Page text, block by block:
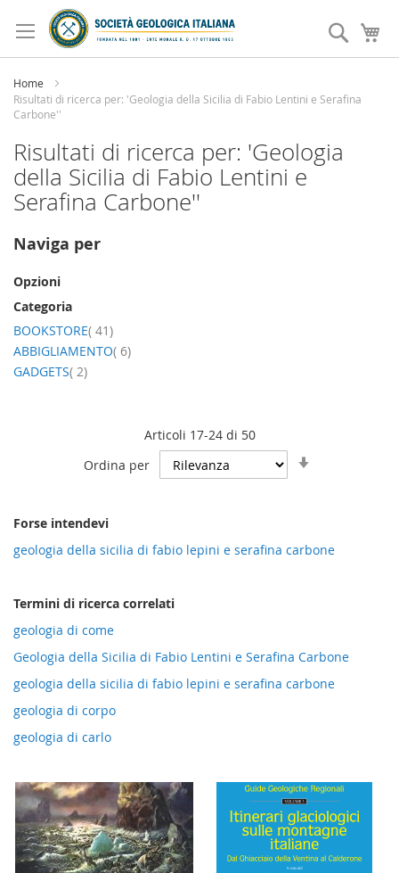
al
contenuto
Search
Home
Risultati di ricerca per: 'Geologia della Sicilia di Fabio Lentini e Serafina
Carbone''
Risultati di ricerca per: 'Geologia
della Sicilia di Fabio Lentini e
Serafina Carbone''
Articoli 17-24di 50
Ordina per
Forse intendevi
geologia della sicilia di fabio lepini e serafina carbone
Termini di ricerca correlati
geologia di come
Geologia della Sicilia di Fabio Lentini e Serafina Carbone
geologia della sicilia di fabio lepini e serafina carbone
geologia di corpo
geologia di carlo
Naviga per
Opzioni
Categoria
BOOKSTORE 41elemento
ABBIGLIAMENTO 6elemento
GADGETS 2elemento